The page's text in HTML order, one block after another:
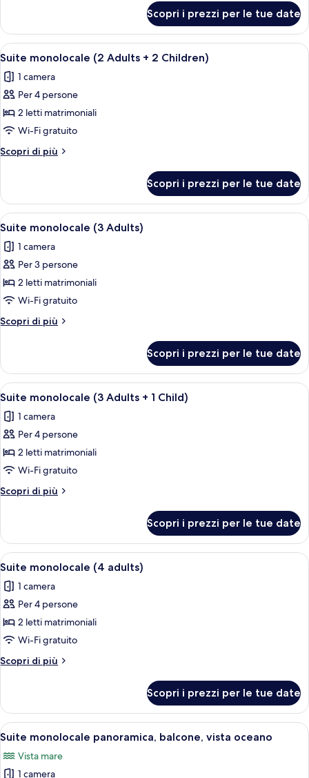
+
Child)
monolocale
(2
Adults
Child)
Scopri i prezzi per le tue date
Apri
tutte
le
foto
per
Suite
monolocale
(2
+
Children)
Camera d'albergo con due letti, una
19
Suite monolocale (2 Adults + 2 Children)
1 camera
Per 4 persone
2 letti matrimoniali
Wi-Fi gratuito
Scopri di più
Altri
monolocale
(2
Adults
2
Children)
Scopri i prezzi per le tue date
Apri
tutte
le
foto
per
Suite
monolocale
(3
Camera d'albergo con due letti, una
19
Suite monolocale (3 Adults)
1 camera
Per 3 persone
2 letti matrimoniali
Wi-Fi gratuito
Scopri di più
Altri
monolocale
(3
Adults)
Scopri i prezzi per le tue date
Apri
tutte
le
foto
per
Suite
monolocale
(3
+
Child)
Camera d'albergo con due letti, una
19
Suite monolocale (3 Adults + 1 Child)
1 camera
Per 4 persone
2 letti matrimoniali
Wi-Fi gratuito
Scopri di più
Altri
monolocale
(3
Adults
Child)
Scopri i prezzi per le tue date
Apri
tutte
le
foto
per
Suite
monolocale
(4
Una camera d'albergo con due letti,
16
Suite monolocale (4 adults)
1 camera
Per 4 persone
2 letti matrimoniali
Wi-Fi gratuito
Scopri di più
Altri
monolocale
(4
adults)
Scopri i prezzi per le tue date
Apri
tutte
le
Un balcone con mobili in vimini, vista
19
Suite monolocale panoramica, balcone, vista oceano
Vista mare
1 camera